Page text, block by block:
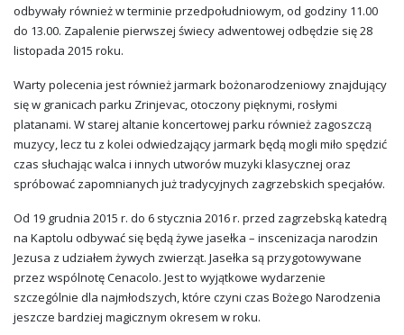
odbywały również w terminie przedpołudniowym, od godziny 11.00
do 13.00. Zapalenie pierwszej świecy adwentowej odbędzie się 28
listopada 2015 roku.
Warty polecenia jest również jarmark bożonarodzeniowy znajdujący
się w granicach parku Zrinjevac, otoczony pięknymi, rosłymi
platanami. W starej altanie koncertowej parku również zagoszczą
muzycy, lecz tu z kolei odwiedzający jarmark będą mogli miło spędzić
czas słuchając walca i innych utworów muzyki klasycznej oraz
spróbować zapomnianych już tradycyjnych zagrzebskich specjałów.
Od 19 grudnia 2015 r. do 6 stycznia 2016 r. przed zagrzebską katedrą
na Kaptolu odbywać się będą żywe jasełka – inscenizacja narodzin
Jezusa z udziałem żywych zwierząt. Jasełka są przygotowywane
przez wspólnotę Cenacolo. Jest to wyjątkowe wydarzenie
szczególnie dla najmłodszych, które czyni czas Bożego Narodzenia
jeszcze bardziej magicznym okresem w roku.